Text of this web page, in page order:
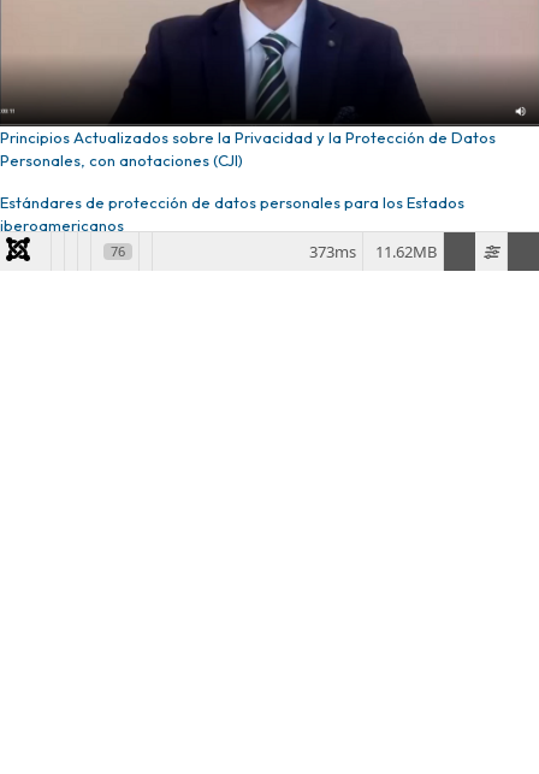
Principios Actualizados sobre la Privacidad y la Protección de Datos
Personales, con anotaciones (CJI)
Estándares de protección de datos personales para los Estados
iberoamericanos
Presentación de Mariana Salazar Albornoz
76 11.62MB
373ms